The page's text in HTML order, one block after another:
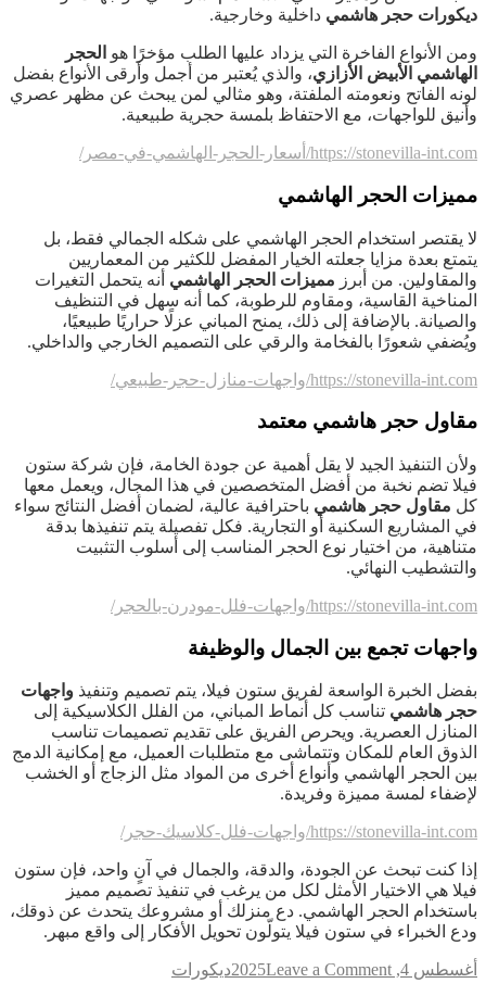
ديكورات حجر هاشمي داخلية وخارجية.
ومن الأنواع الفاخرة التي يزداد عليها الطلب مؤخرًا هو الحجر
الهاشمي الأبيض الأزازي، والذي يُعتبر من أجمل وأرقى الأنواع بفضل
لونه الفاتح ونعومته الملفتة، وهو مثالي لمن يبحث عن مظهر عصري
وأنيق للواجهات، مع الاحتفاظ بلمسة حجرية طبيعية.
https://stonevilla-int.com/أسعار-الحجر-الهاشمي-في-مصر/
مميزات الحجر الهاشمي
لا يقتصر استخدام الحجر الهاشمي على شكله الجمالي فقط، بل
يتمتع بعدة مزايا جعلته الخيار المفضل للكثير من المعماريين
والمقاولين. من أبرز مميزات الحجر الهاشمي أنه يتحمل التغيرات
المناخية القاسية، ومقاوم للرطوبة، كما أنه سهل في التنظيف
والصيانة. بالإضافة إلى ذلك، يمنح المباني عزلًا حراريًا طبيعيًا،
ويُضفي شعورًا بالفخامة والرقي على التصميم الخارجي والداخلي.
https://stonevilla-int.com/واجهات-منازل-حجر-طبيعي/
مقاول حجر هاشمي معتمد
ولأن التنفيذ الجيد لا يقل أهمية عن جودة الخامة، فإن شركة ستون
فيلا تضم نخبة من أفضل المتخصصين في هذا المجال، ويعمل معها
كل مقاول حجر هاشمي باحترافية عالية، لضمان أفضل النتائج سواء
في المشاريع السكنية أو التجارية. فكل تفصيلة يتم تنفيذها بدقة
متناهية، من اختيار نوع الحجر المناسب إلى أسلوب التثبيت
والتشطيب النهائي.
https://stonevilla-int.com/واجهات-فلل-مودرن-بالحجر/
واجهات تجمع بين الجمال والوظيفة
بفضل الخبرة الواسعة لفريق ستون فيلا، يتم تصميم وتنفيذ واجهات
حجر هاشمي تناسب كل أنماط المباني، من الفلل الكلاسيكية إلى
المنازل العصرية. ويحرص الفريق على تقديم تصميمات تناسب
الذوق العام للمكان وتتماشى مع متطلبات العميل، مع إمكانية الدمج
بين الحجر الهاشمي وأنواع أخرى من المواد مثل الزجاج أو الخشب
لإضفاء لمسة مميزة وفريدة.
https://stonevilla-int.com/واجهات-فلل-كلاسيك-حجر/
إذا كنت تبحث عن الجودة، والدقة، والجمال في آنٍ واحد، فإن ستون
فيلا هي الاختيار الأمثل لكل من يرغب في تنفيذ تصميم مميز
باستخدام الحجر الهاشمي. دع منزلك أو مشروعك يتحدث عن ذوقك،
ودع الخبراء في ستون فيلا يتولّون تحويل الأفكار إلى واقع مبهر.
أغسطس 4, 2025 Leave a Comment
on
ديكورات